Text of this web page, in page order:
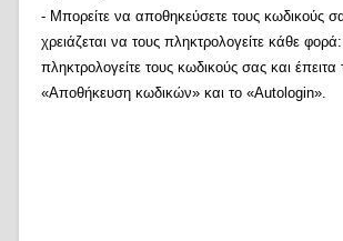
- Μπορείτε να αποθηκεύσετε τους κωδικούς
χρειάζεται να τους πληκτρολογείτε κάθε
πληκτρολογείτε τους κωδικούς σας και έπειτα
«Αποθήκευση κωδικών» και το «Autologin».